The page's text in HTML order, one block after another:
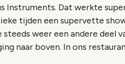
Instruments. Dat werkte
tijden een supervette
weer een andere deel
naar boven. In ons